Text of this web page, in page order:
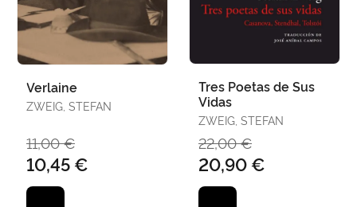
Verlaine
ZWEIG, STEFAN
11,00 €
10,45 €
Tres Poetas de Sus
Vidas
ZWEIG, STEFAN
22,00 €
20,90 €